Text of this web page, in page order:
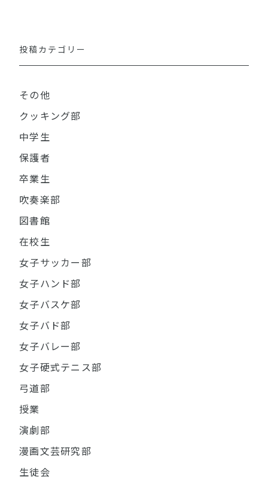
投稿カテゴリー
その他
クッキング部
中学生
保護者
卒業生
吹奏楽部
図書館
在校生
女子サッカー部
女子ハンド部
女子バスケ部
女子バド部
女子バレー部
女子硬式テニス部
弓道部
授業
演劇部
漫画文芸研究部
生徒会